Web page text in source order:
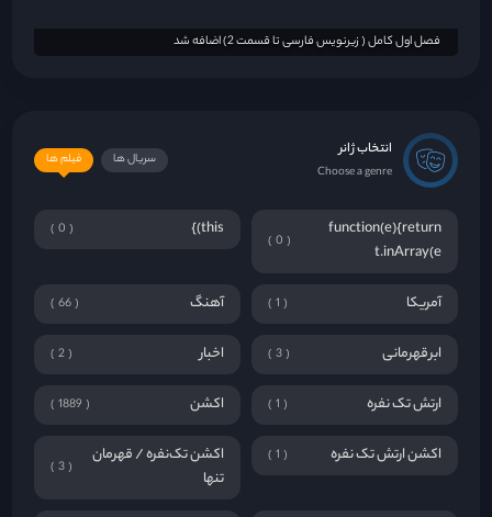
فصل اول کامل ( زیرنویس فارسی تا قسمت 2) اضافه شد
انتخاب ژانر
Choose a genre
فیلم ها سریال ها
function(e){return
t.inArray(e
0
this)}
0
آمریکا 1 آهنگ 66
ابرقهرمانی 3 اخبار 2
ارتش تک نفره 1 اکشن 1889
اکشن ارتش تک نفره 1
اکشن تک‌نفره / قهرمان
تنها
3